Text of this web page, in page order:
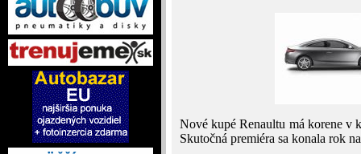
Nové kupé Renaultu má korene v
Skutočná premiéra sa konala rok